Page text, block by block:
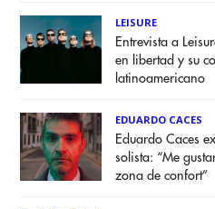
LEISURE
Entrevista a
en libertad y su
latinoamericano
EDUARDO CACES
Eduardo Caces
solista: “Me
zona de confort”